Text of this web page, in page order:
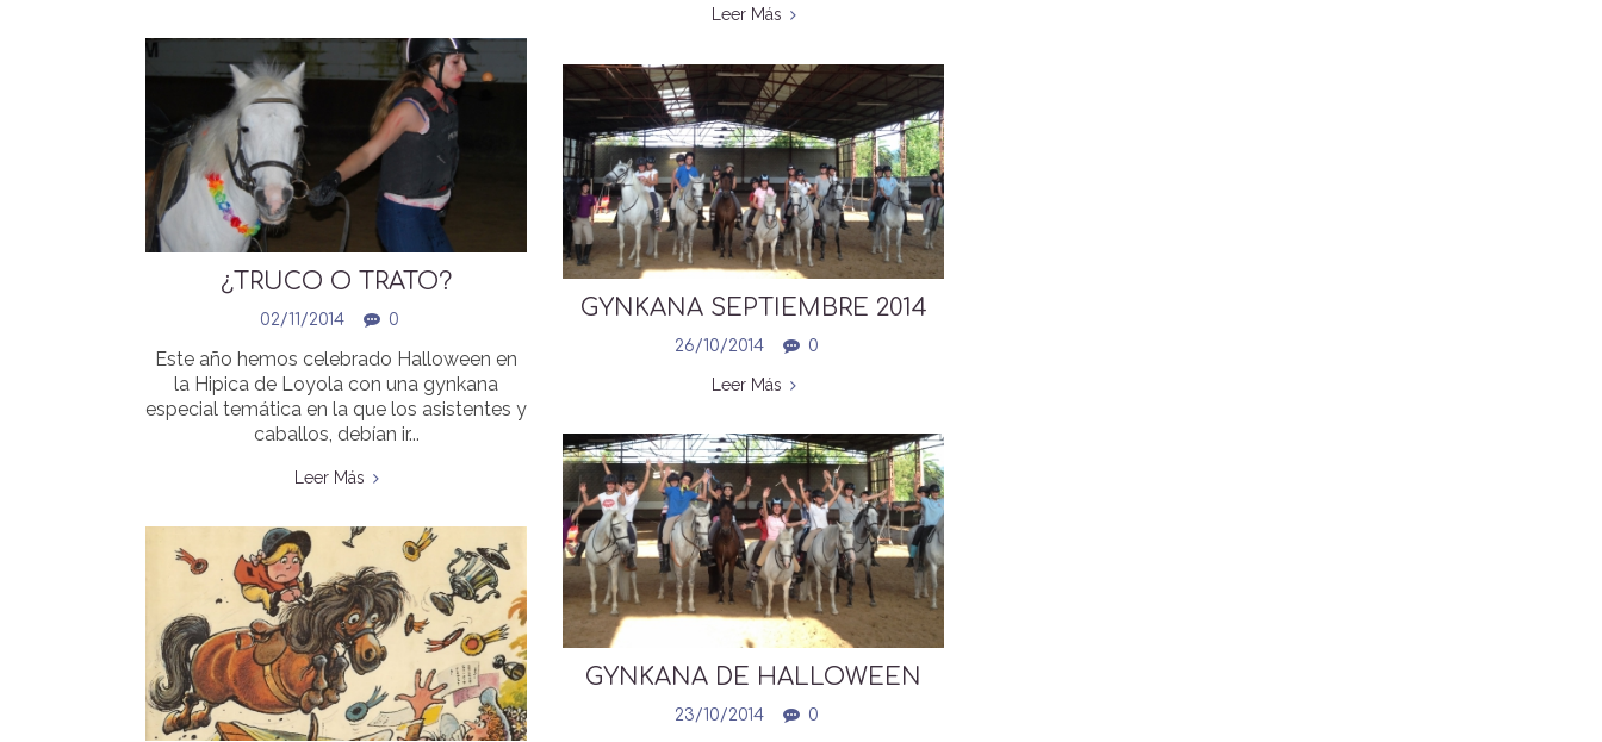
Leer Más
¿TRUCO O TRATO?
FOTOGRAFIAS DE LA
02/11/2014 0
Este año hemos celebrado Halloween en
la Hipica de Loyola con una gynkana
especial temática en la que los asistentes y
caballos, debían ir...
Leer Más
GYNKANA SEPTIEMBRE 2014
26/10/2014 0
Leer Más
GYNKANA DE HALLOWEEN
23/10/2014 0